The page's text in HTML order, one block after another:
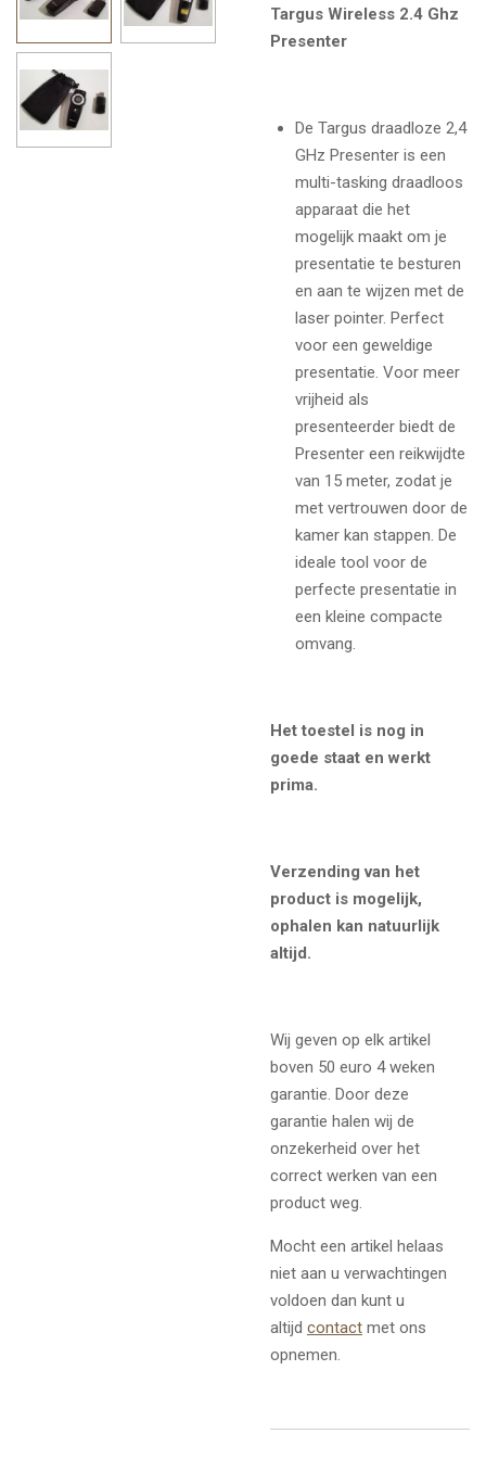
Targus Wireless 2.4 Ghz
Presenter
De Targus draadloze 2,4
GHz Presenter is een
multi-tasking draadloos
apparaat die het
mogelijk maakt om je
presentatie te besturen
en aan te wijzen met de
laser pointer. Perfect
voor een geweldige
presentatie. Voor meer
vrijheid als
presenteerder biedt de
Presenter een reikwijdte
van 15 meter, zodat je
met vertrouwen door de
kamer kan stappen. De
ideale tool voor de
perfecte presentatie in
een kleine compacte
omvang.
Het toestel is nog in
goede staat en werkt
prima.
Verzending van het
product is mogelijk,
ophalen kan natuurlijk
altijd.
Wij geven op elk artikel
boven 50 euro 4 weken
garantie. Door deze
garantie halen wij de
onzekerheid over het
correct werken van een
product weg.
Mocht een artikel helaas
niet aan u verwachtingen
voldoen dan kunt u
altijd contact met ons
opnemen.